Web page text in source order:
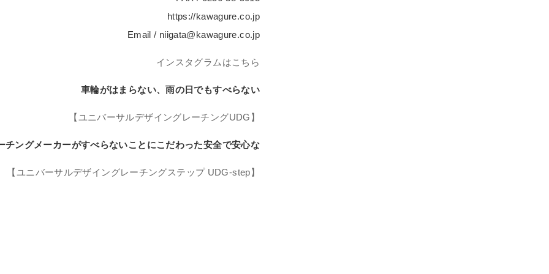
https://kawagure.co.jp
Email / niigata@kawagure.co.jp
インスタグラムはこちら
車輪がはまらない、雨の日でもすべらない
【ユニバーサルデザイングレーチングUDG】
チングメーカーがすべらないことにこだわった安全で安心な
【ユニバーサルデザイングレーチングステップ UDG-step】